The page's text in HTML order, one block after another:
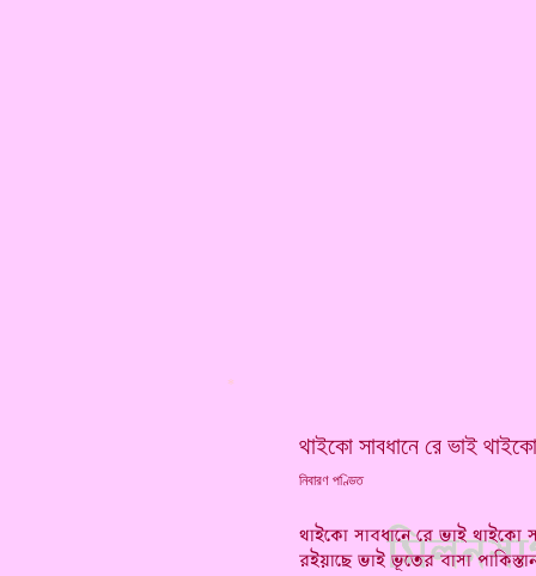
*
থাইকো সাবধানে রে ভাই
নিবারণ পণ্ডিত